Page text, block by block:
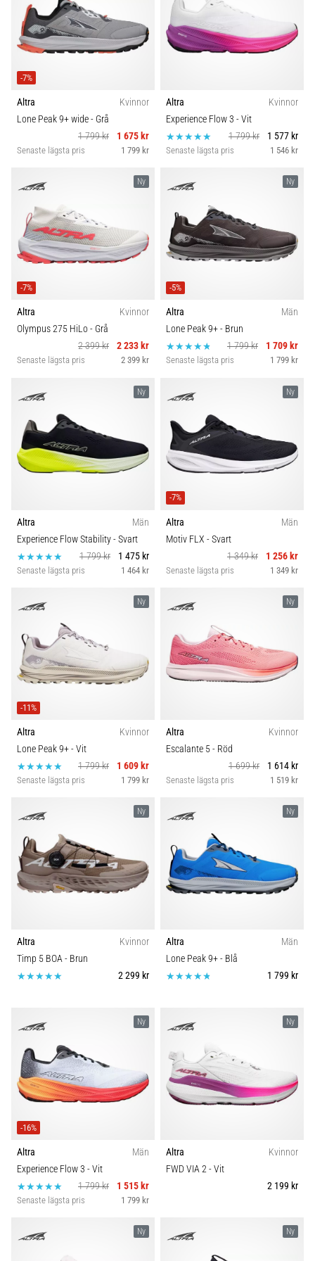
även
känt
som
iliotibialbandssyndrom
(ITBS),
är
ett
mycket
hälsoproblem
löpare
Vad…
alla
artiklar
-7%
Altra
Kvinnor
Lone Peak 9+ wide- Grå
1 799 kr
1 675 kr
Senaste lägsta pris 1 799 kr
Altra
Kvinnor
Experience Flow 3 - Vit
1 799 kr
1 577 kr
Senaste lägsta pris 1 546 kr
Ny
-7%
Altra
Kvinnor
Olympus 275 HiLo- Grå
2 399 kr
2 233 kr
Senaste lägsta pris 2 399 kr
Ny
-5%
Altra
Män
Lone Peak 9+- Brun
1 799 kr
1 709 kr
Senaste lägsta pris 1 799 kr
Ny
Altra
Män
Experience Flow Stability- Svart
1 799 kr
1 475 kr
Senaste lägsta pris 1 464 kr
Ny
-7%
Altra
Män
Motiv FLX - Svart
1 349 kr
1 256 kr
Senaste lägsta pris 1 349 kr
Ny
-11%
Altra
Kvinnor
Lone Peak 9+- Vit
1 799 kr
1 609 kr
Senaste lägsta pris 1 799 kr
Ny
Altra
Kvinnor
Escalante 5- Röd
1 699 kr
1 614 kr
Senaste lägsta pris 1 519 kr
Ny
Altra
Kvinnor
Timp 5 BOA- Brun
2 299 kr
Ny
Altra
Män
Lone Peak 9+- Blå
1 799 kr
Ny
-16%
Altra
Män
Experience Flow 3 - Vit
1 799 kr
1 515 kr
Senaste lägsta pris 1 799 kr
Ny
Altra
Kvinnor
FWD VIA 2- Vit
2 199 kr
Ny Ny